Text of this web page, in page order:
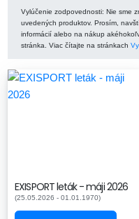
Vylúčenie zodpovednosti: Nie sme
uvedených produktov. Prosím,
informácií alebo na nákup
stránka. Viac čítajte na stránkach
EXISPORT leták - máji 2026
(25.05.2026 - 01.01.1970)